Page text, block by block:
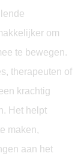
om
te bewegen.
therapeuten of
krachtig
Het helpt
maken,
aan het